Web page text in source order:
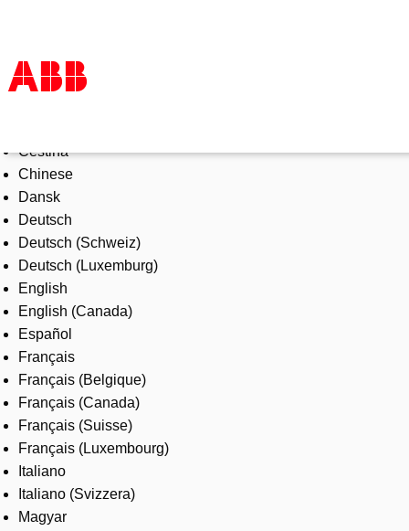
Products & Solutions
Industries
Services
About us
Where to buy
Contact us
Careers
Čeština
Chinese
Dansk
Deutsch
Deutsch (Schweiz)
Deutsch (Luxemburg)
English
English (Canada)
Español
Français
Français (Belgique)
Français (Canada)
Français (Suisse)
Français (Luxembourg)
Italiano
Italiano (Svizzera)
Magyar